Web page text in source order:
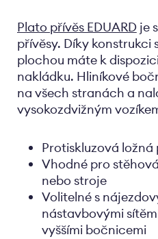
Plato přívěs EDUARDje
přívěsy. Díky konstrukci
plochou máte k
nakládku. Hliníkové
na všech stranách a
vysokozdvižným
Protiskluzová ložná
Vhodné pro
nebo stroje
Volitelné s
nástavbovými
vyššími bočnicemi